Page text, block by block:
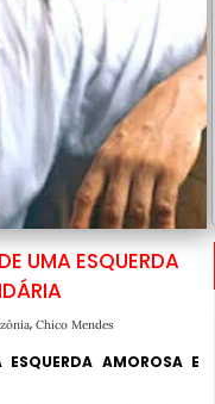
UMA ESQUERDA
, Chico Mendes
AMOROSA E